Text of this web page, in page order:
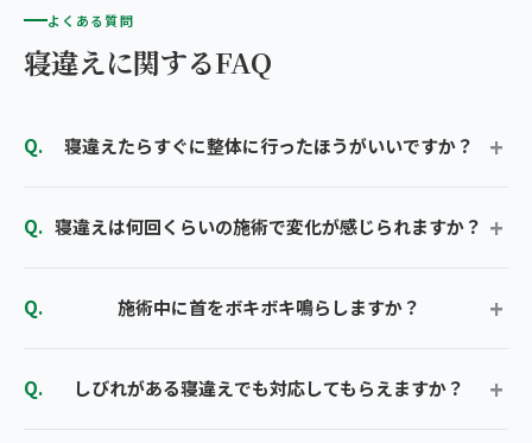
よくある質問
寝違えに関するFAQ
寝違えたらすぐに整体に行ったほうがいいですか？
寝違えは何回くらいの施術で変化が感じられますか？
施術中に首をボキボキ鳴らしますか？
しびれがある寝違えでも対応してもらえますか？